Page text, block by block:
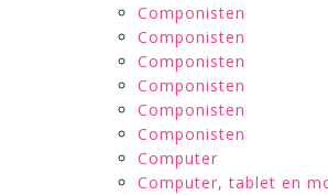
Componisten
Componisten
Componisten
Componisten
Componisten
Componisten
Computer
Computer, tablet en